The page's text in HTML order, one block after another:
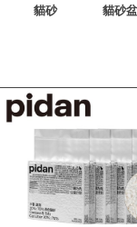
貓砂 貓砂盆